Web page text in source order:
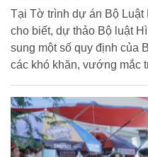
Tại Tờ trình dự án Bộ
cho biết, dự thảo Bộ luật
sung một số quy định của
các khó khăn, vướng mắc